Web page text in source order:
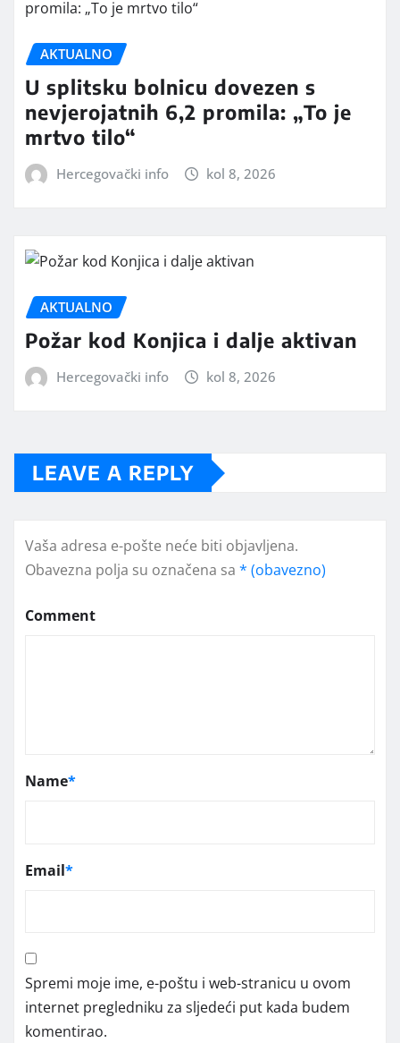
AKTUALNO
U splitsku bolnicu dovezen s
nevjerojatnih 6,2 promila: „To je
mrtvo tilo“
Hercegovački info kol 8, 2026
AKTUALNO
Požar kod Konjica i dalje aktivan
Hercegovački info kol 8, 2026
LEAVE A REPLY
Vaša adresa e-pošte neće biti objavljena.
Obavezna polja su označena sa * (obavezno)
Comment
Name*
Email*
Spremi moje ime, e-poštu i web-stranicu u ovom
internet pregledniku za sljedeći put kada budem
komentirao.